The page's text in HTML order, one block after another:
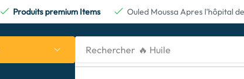
Produits premium Items Ouled Moussa Apres l'hôpital
Rechercher 🔥 Batterie